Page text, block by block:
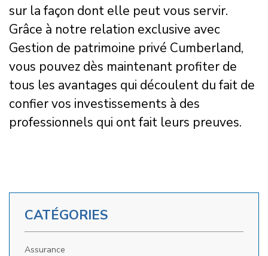
sur la façon dont elle peut vous servir.
Grâce à notre relation exclusive avec
Gestion de patrimoine privé Cumberland,
vous pouvez dès maintenant profiter de
tous les avantages qui découlent du fait de
confier vos investissements à des
professionnels qui ont fait leurs preuves.
CATÉGORIES
Assurance